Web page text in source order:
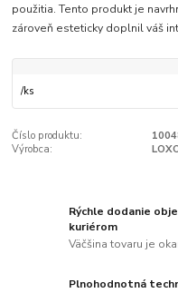
použitia. Tento produkt je
zároveň esteticky doplnil váš
/ks
Číslo produktu:
Výrobca:
Rýchle dodanie
kuriérom
Väčšina tovaru je
Plnohodnotná